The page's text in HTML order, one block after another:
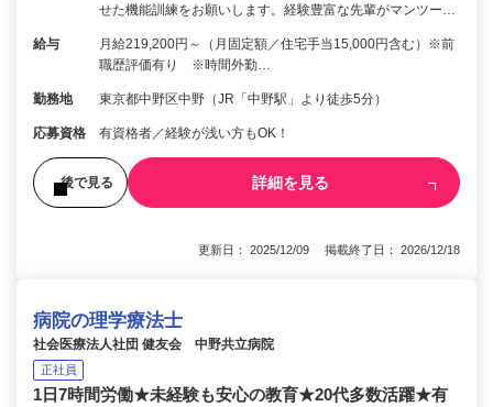
せた機能訓練をお願いします。経験豊富な先輩がマンツー…
給与
月給219,200円～（月固定額／住宅手当15,000円含む）※前
職歴評価有り ※時間外勤…
勤務地 東京都中野区中野（JR「中野駅」より徒歩5分）
応募資格 有資格者／経験が浅い方もOK！
後で見る 詳細を見る
更新日： 2025/12/09 掲載終了日： 2026/12/18
病院の理学療法士
社会医療法人社団 健友会 中野共立病院
正社員
1日7時間労働★未経験も安心の教育★20代多数活躍★有